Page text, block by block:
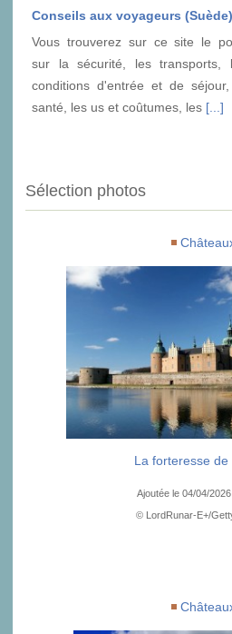
Conseils aux voyageurs (Suède)
Vous trouverez sur ce site le
sur la sécurité, les transports,
conditions d'entrée et de
santé, les us et coûtumes, les [...]
Sélection photos
La forteresse de
Ajoutée le 04/04/
© LordRunar-E+/